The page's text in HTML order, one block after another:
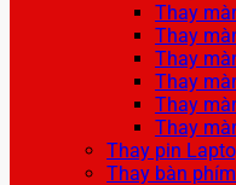
Thay
Thay
Thay
Thay
Thay
Thay
Thay pin
Thay bàn